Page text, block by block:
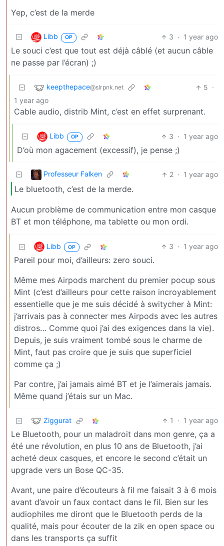
Yep, c’est de la merde
Libb OP 3 · 1 year ago
Le souci c’est que tout est déjà câblé (et aucun câble
ne passe par l’écran) ;)
keepthepace@slrpnk.net 5 ·
1 year ago
Cable audio, distrib Mint, c’est en effet surprenant.
Libb OP 3 · 1 year ago
D’où mon agacement (excessif), je pense ;)
Professeur Falken 2 · 1 year ago
Le bluetooth, c’est de la merde.
Aucun problème de communication entre mon casque
BT et mon téléphone, ma tablette ou mon ordi.
Libb OP 3 · 1 year ago
Pareil pour moi, d’ailleurs: zero souci.
Même mes Airpods marchent du premier pocup sous
Mint (c’est d’ailleurs pour cette raison incroyablement
essentielle que je me suis décidé à switycher à Mint:
j’arrivais pas à connecter mes Airpods avec les autres
distros… Comme quoi j’ai des exigences dans la vie).
Depuis, je suis vraiment tombé sous le charme de
Mint, faut pas croire que je suis que superficiel
comme ça ;)
Par contre, j’ai jamais aimé BT et je l’aimerais jamais.
Même quand j’étais sur un Mac.
Ziggurat 1 · 1 year ago
Le Bluetooth, pour un maladroit dans mon genre, ça a
été une révolution, en plus 10 ans de Bluetooth, j’ai
acheté deux casques, et encore le second c’était un
upgrade vers un Bose QC-35.
Avant, une paire d’écouteurs à fil me faisait 3 à 6 mois
avant d’avoir un faux contact dans le fil. Bien sur les
audiophiles me diront que le Bluetooth perds de la
qualité, mais pour écouter de la zik en open space ou
dans les transports ça suffit